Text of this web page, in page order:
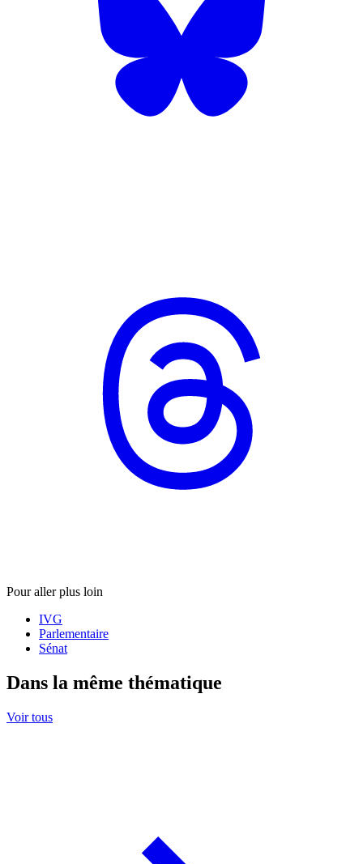
Pour aller plus loin
IVG
Parlementaire
Sénat
Dans la même thématique
Voir tous